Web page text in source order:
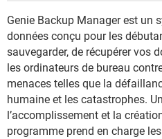
Genie Backup Manager est un
données conçu pour les
sauvegarder, de récupérer vos
les ordinateurs de bureau
menaces telles que la
humaine et les catastrophes.
l’accomplissement et la
programme prend en charge